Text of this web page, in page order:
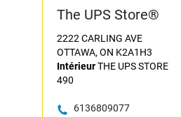
The UPS Store®
2222 CARLING AVE
OTTAWA, ON K2A1H3
IntérieurTHE UPS STORE
490
6136809077